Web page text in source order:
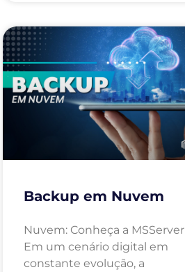
Backup em Nuvem
Nuvem: Conheça a MSServer
Em um cenário digital em
constante evolução, a